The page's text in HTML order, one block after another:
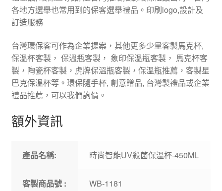
各地方選舉也常用到的保客選舉禮品。印刷logo,設計及
訂造服務
台灣環保客可作為企業提案，其他更多少量客製馬克杯,
保溫杯客製， 保溫瓶客製， 象印保溫瓶客製， 馬克杯客
製，陶瓷杯客製，虎牌保溫瓶客製，保溫瓶推薦，客製星
巴克保溫杯等。環保隨手杯, 創意贈品, 台灣製禮品或企業
禮品推薦，可以我們詢價。
額外資訊
產品名稱: 時尚智能UV殺菌保溫杯-450ML
客製商品號 : WB-1181